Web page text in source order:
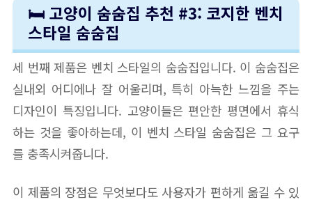
🛏️ 고양이 숨숨집 추천 #3: 코지한 벤치
스타일 숨숨집
세 번째 제품은 벤치 스타일의 숨숨집입니다. 이 숨숨집은
실내외 어디에나 잘 어울리며, 특히 아늑한 느낌을 주는
디자인이 특징입니다. 고양이들은 편안한 평면에서 휴식
하는 것을 좋아하는데, 이 벤치 스타일 숨숨집은 그 요구
를 충족시켜줍니다.
이 제품의 장점은 무엇보다도 사용자가 편하게 옮길 수 있